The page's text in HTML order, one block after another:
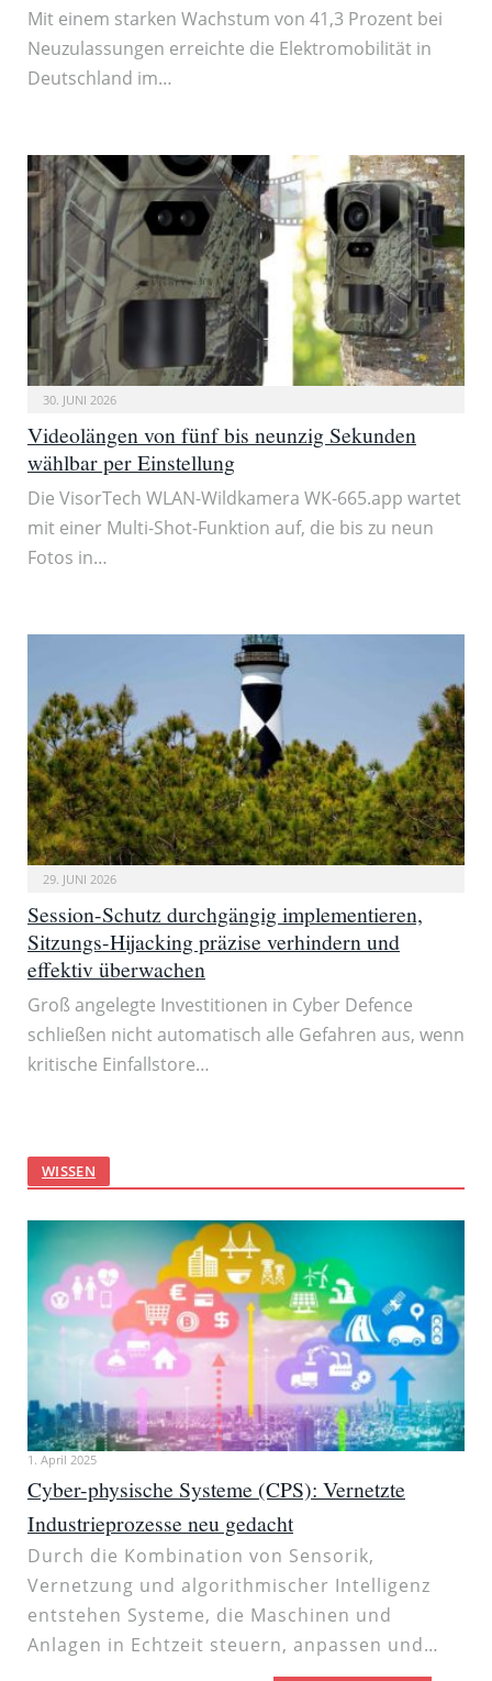
Mit einem starken Wachstum von 41,3 Prozent bei
Neuzulassungen erreichte die Elektromobilität in
Deutschland im…
30. JUNI 2026
Videolängen von fünf bis neunzig Sekunden
wählbar per Einstellung
Die VisorTech WLAN-Wildkamera WK-665.app wartet
mit einer Multi-Shot-Funktion auf, die bis zu neun
Fotos in…
29. JUNI 2026
Session-Schutz durchgängig implementieren,
Sitzungs-Hijacking präzise verhindern und
effektiv überwachen
Groß angelegte Investitionen in Cyber Defence
schließen nicht automatisch alle Gefahren aus, wenn
kritische Einfallstore…
WISSEN
1. April 2025
Cyber-physische Systeme (CPS): Vernetzte
Industrieprozesse neu gedacht
Durch die Kombination von Sensorik,
Vernetzung und algorithmischer Intelligenz
entstehen Systeme, die Maschinen und
Anlagen in Echtzeit steuern, anpassen und…